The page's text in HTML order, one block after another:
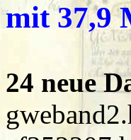
mit 37,9
24 neue